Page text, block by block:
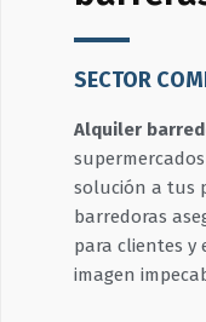
SECTOR
Alquiler
solución a tus
barredoras
para clientes y
imagen